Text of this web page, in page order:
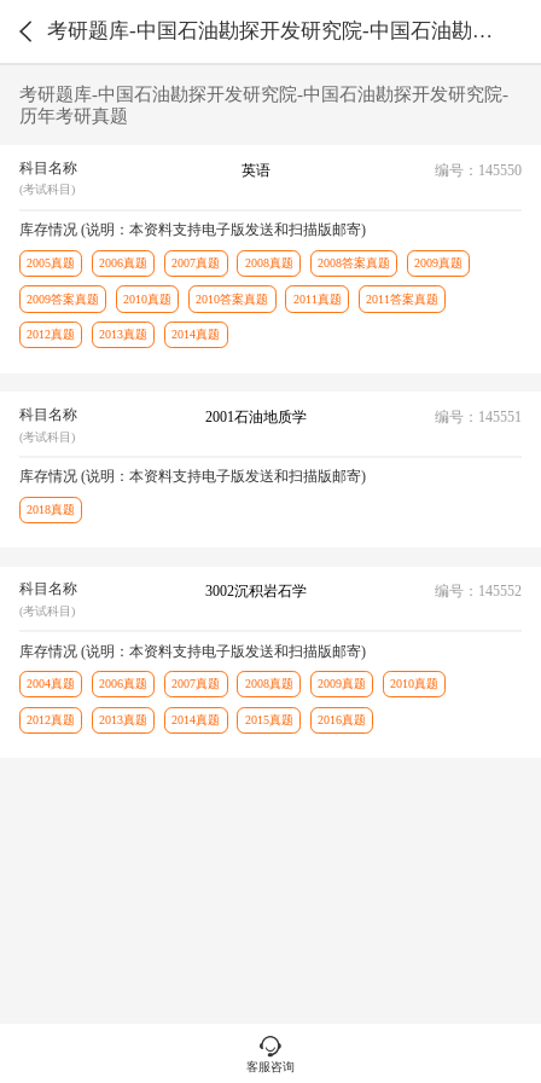
考研题库-中国石油勘探开发研究院-中国石油勘探开发研究院-历年考研真题
考研题库-中国石油勘探开发研究院-中国石油勘探开发研究院-
历年考研真题
科目名称
(考试科目)
英语 编号：145550
库存情况 (说明：本资料支持电子版发送和扫描版邮寄)
2005真题 2006真题 2007真题 2008真题 2008答案真题 2009真题
2009答案真题 2010真题 2010答案真题 2011真题 2011答案真题
2012真题 2013真题 2014真题
科目名称
(考试科目)
2001石油地质学 编号：145551
库存情况 (说明：本资料支持电子版发送和扫描版邮寄)
2018真题
科目名称
(考试科目)
3002沉积岩石学 编号：145552
库存情况 (说明：本资料支持电子版发送和扫描版邮寄)
2004真题 2006真题 2007真题 2008真题 2009真题 2010真题
2012真题 2013真题 2014真题 2015真题 2016真题
客服咨询